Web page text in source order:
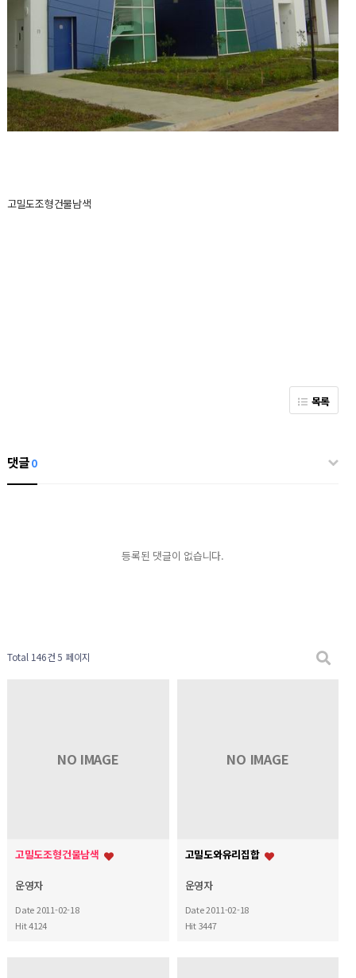
고밀도조형건물남색
목록
댓글0
등록된 댓글이 없습니다.
Total 146건5 페이지
NO IMAGE
고밀도조형건물남색
운영자
Date 2011-02-18
Hit 4124
NO IMAGE
고밀도와유리집합
운영자
Date 2011-02-18
Hit 3447